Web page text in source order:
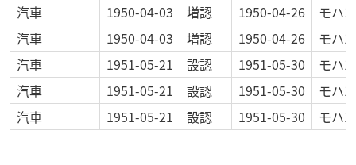
汽車
1950-04-03 増認 1950-04-26
モハ
汽車
1950-04-03 増認 1950-04-26
モハ
汽車
1951-05-21 設認 1951-05-30
モハ
汽車
1951-05-21 設認 1951-05-30
モハ
汽車
1951-05-21 設認 1951-05-30 モハ